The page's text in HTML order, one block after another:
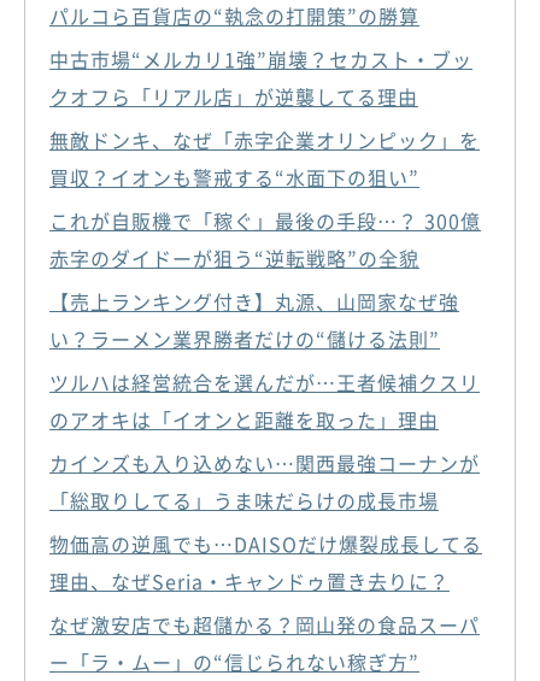
パルコら百貨店の“執念の打開策”の勝算
中古市場“メルカリ1強”崩壊？セカスト・ブッ
クオフら「リアル店」が逆襲してる理由
無敵ドンキ、なぜ「赤字企業オリンピック」を
買収？イオンも警戒する“水面下の狙い”
これが自販機で「稼ぐ」最後の手段…？ 300億
赤字のダイドーが狙う“逆転戦略”の全貌
【売上ランキング付き】丸源、山岡家なぜ強
い？ラーメン業界勝者だけの“儲ける法則”
ツルハは経営統合を選んだが…王者候補クスリ
のアオキは「イオンと距離を取った」理由
カインズも入り込めない…関西最強コーナンが
「総取りしてる」うま味だらけの成長市場
物価高の逆風でも…DAISOだけ爆裂成長してる
理由、なぜSeria・キャンドゥ置き去りに？
なぜ激安店でも超儲かる？岡山発の食品スーパ
ー「ラ・ムー」の“信じられない稼ぎ方”